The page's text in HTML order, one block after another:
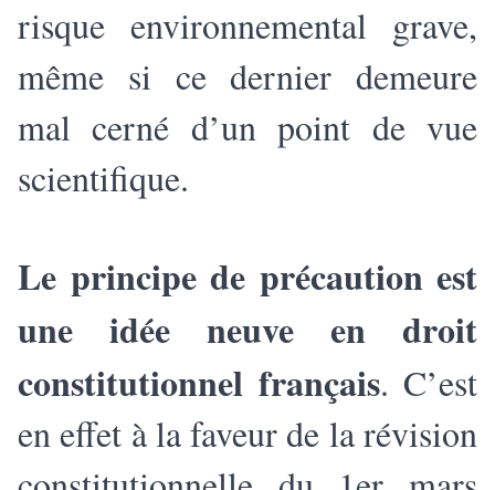
risque environnemental grave,
même si ce dernier demeure
mal cerné d’un point de vue
scientifique.
Le principe de précaution est
une idée neuve en droit
constitutionnel français. C’est
en effet à la faveur de la révision